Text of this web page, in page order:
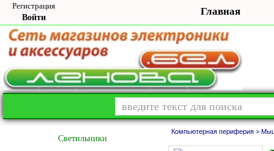
Регистрация
Войти
Главная
Cветильники
Компьютерная периферия >